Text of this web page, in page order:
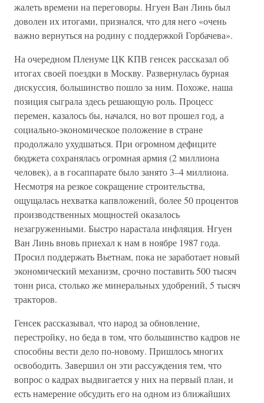
жалеть времени на переговоры. Нгуен Ван Линь был
доволен их итогами, признался, что для него «очень
важно вернуться на родину с поддержкой Горбачева».
На очередном Пленуме ЦК КПВ генсек рассказал об
итогах своей поездки в Москву. Развернулась бурная
дискуссия, большинство пошло за ним. Похоже, наша
позиция сыграла здесь решающую роль. Процесс
перемен, казалось бы, начался, но вот прошел год, а
социально-экономическое положение в стране
продолжало ухудшаться. При огромном дефиците
бюджета сохранялась огромная армия (2 миллиона
человек), а в госаппарате было занято 3–4 миллиона.
Несмотря на резкое сокращение строительства,
ощущалась нехватка капвложений, более 50 процентов
производственных мощностей оказалось
незагруженными. Быстро нарастала инфляция. Нгуен
Ван Линь вновь приехал к нам в ноябре 1987 года.
Просил поддержать Вьетнам, пока не заработает новый
экономический механизм, срочно поставить 500 тысяч
тонн риса, столько же минеральных удобрений, 5 тысяч
тракторов.
Генсек рассказывал, что народ за обновление,
перестройку, но беда в том, что большинство кадров не
способны вести дело по-новому. Пришлось многих
освободить. Завершил он эти рассуждения тем, что
вопрос о кадрах выдвигается у них на первый план, и
есть намерение обсудить его на одном из ближайших